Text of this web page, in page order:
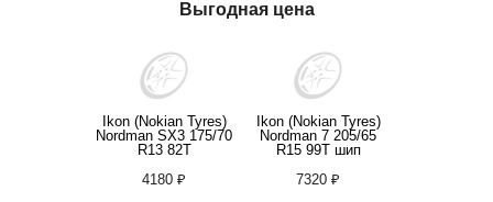
Выгодная цена
Ikon (Nokian Tyres)
Nordman SX3 175/70
R13 82T
4180 ₽
Ikon (Nokian Tyres)
Nordman 7 205/65
R15 99T шип
7320 ₽